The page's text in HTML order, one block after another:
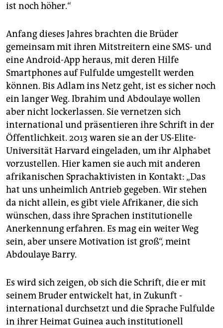
ist noch höher.“
Anfang dieses Jahres brachten die Brüder
gemeinsam mit ihren Mitstreitern eine SMS- und
eine Android-App heraus, mit deren Hilfe
Smartphones auf Fulfulde umgestellt werden
können. Bis Adlam ins Netz geht, ist es sicher noch
ein langer Weg. Ibrahim und Abdoulaye wollen
aber nicht lockerlassen. Sie vernetzen sich
international und präsentieren ihre Schrift in der
Öffentlichkeit. 2013 waren sie an der US-Elite-
Universität Harvard eingeladen, um ihr Alphabet
vorzustellen. Hier kamen sie auch mit anderen
afrikanischen Sprachaktivis­ten in Kontakt: „Das
hat uns unheimlich Antrieb ­gegeben. Wir stehen
da nicht ­allein, es gibt viele Afrikaner, die sich
wünschen, dass ihre Sprachen institutionelle
Anerkennung erfahren. Es mag ein ­weiter Weg
sein, aber unsere Motivation ist groß“, meint
Abdoulaye Barry.
Es wird sich zeigen, ob sich die Schrift, die er mit
seinem Bruder entwickelt hat, in Zukunft ­
international durchsetzt und die Sprache Fulfulde
in ihrer Heimat Guinea auch institutionell